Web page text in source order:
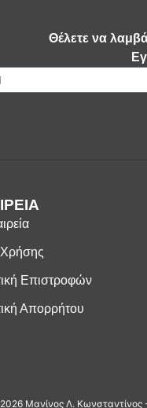
Θέλετε να
Επιστροφών
Απορρήτου
2026 Μανίνος Λ. Κωνσταντίνος